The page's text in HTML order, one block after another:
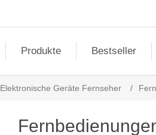
Produkte Bestseller
Elektronische Geräte Fernseher /